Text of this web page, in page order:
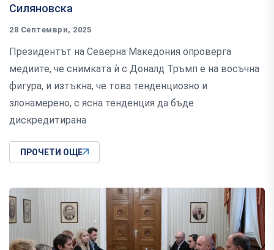
Силяновска
28 Септември, 2025
Президентът на Северна Македония опроверга
медиите, че снимката ѝ с Доналд Тръмп е на восъчна
фигура, и изтъкна, че това тенденциозно и
злонамерено, с ясна тенденция да бъде
дискредитирана
ПРОЧЕТИ ОЩЕ